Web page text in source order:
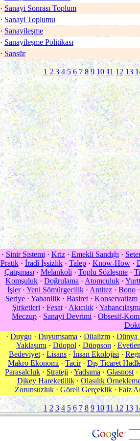
· Sanayi Sonrası Toplum
· Sanayi Toplumu
· Sanayileşme
· Sanayileşme Politikası
· Sansür
1 2 3 4 5 6 7 8 9 10 11 12 13
· Sinir Sistemi · Kriz· Emekli Sandığı ·
Pratik· İradî İşsizlik· Talep· Know-How·
Çatışması · Melankoli · Toplu Sözleşme·
Komşuluk · Doğrulama · Atomculuk ·
İşler· Yeni Sömürgecilik · Antitez · Bono ·
Seriye · Yabanilik · Basiret · Konservatizm
Şirketleri · Fesat· Akıcılık·
Meczup · Sanayi Devrimi · Obsesif-
· Duygu · Duyumsama · Düalizm· Dünya
Yaklaşımı · Düopol · Düopson ·
Bedeviyet · Lisans · İnsan Ekolojisi ·
Makro Ekonomi · Tacir· Dış Ticaret
Parasalcluk · Strateji · Yadsıma · Glasnost ·
Dikey Hareketlilik· Olasılık
Zorunsuzluk · Göreli Gerçeklik · Faiz
1 2 3 4 5 6 7 8 9 10 11 12 13